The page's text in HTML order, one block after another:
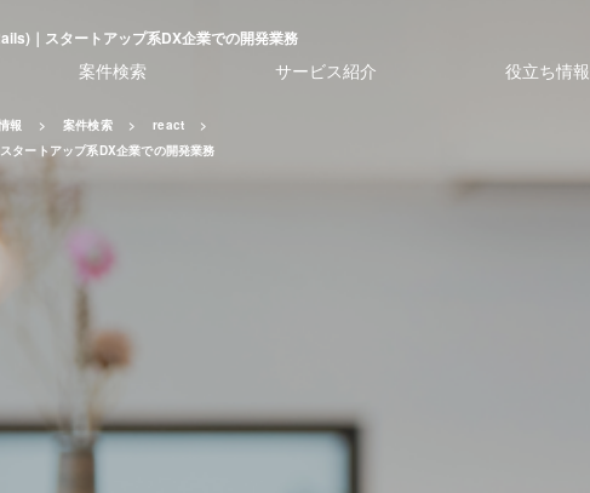
｜スタートアップ系DX企業での開発業務
案件検索 サービス紹介 役立ち情報
報 案件検索
react
タートアップ系DX企業での開発業務